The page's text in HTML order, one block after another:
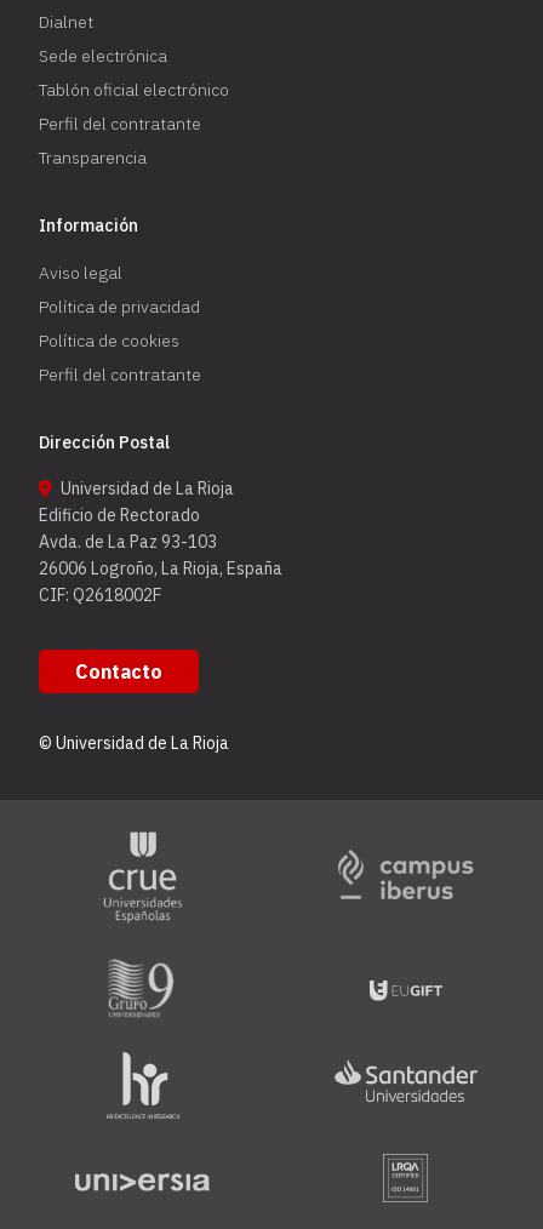
Dialnet
Sede electrónica
Tablón oficial electrónico
Perfil del contratante
Transparencia
Información
Aviso legal
Política de privacidad
Política de cookies
Perfil del contratante
Dirección Postal
Universidad de La Rioja
Edificio de Rectorado
Avda. de La Paz 93-103
26006 Logroño, La Rioja, España
CIF: Q2618002F
Contacto
© Universidad de La Rioja